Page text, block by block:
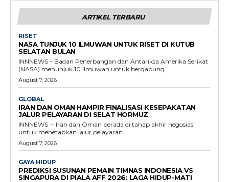
ARTIKEL TERBARU
RISET
NASA TUNJUK 10 ILMUWAN UNTUK RISET DI KUTUB
SELATAN BULAN
INNNEWS – Badan Penerbangan dan Antariksa Amerika Serikat
(NASA) menunjuk 10 ilmuwan untuk bergabung...
August 7, 2026
GLOBAL
IRAN DAN OMAN HAMPIR FINALISASI KESEPAKATAN
JALUR PELAYARAN DI SELAT HORMUZ
INNNEWS – Iran dan Oman berada di tahap akhir negosiasi
untuk menetapkan jalur pelayaran...
August 7, 2026
GAYA HIDUP
PREDIKSI SUSUNAN PEMAIN TIMNAS INDONESIA VS
SINGAPURA DI PIALA AFF 2026: LAGA HIDUP-MATI